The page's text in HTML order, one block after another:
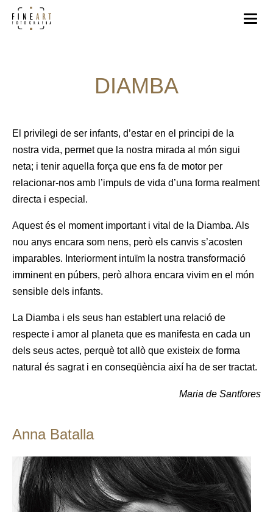
DIAMBA
El privilegi de ser infants, d’estar en el principi de la
nostra vida, permet que la nostra mirada al món sigui
neta; i tenir aquella força que ens fa de motor per
relacionar-nos amb l’impuls de vida d’una forma realment
directa i especial.
Aquest és el moment important i vital de la Diamba. Als
nou anys encara som nens, però els canvis s’acosten
imparables. Interiorment intuïm la nostra transformació
imminent en púbers, però alhora encara vivim en el món
sensible dels infants.
La Diamba i els seus han establert una relació de
respecte i amor al planeta que es manifesta en cada un
dels seus actes, perquè tot allò que existeix de forma
natural és sagrat i en conseqüència així ha de ser tractat.
Maria de Santfores
Anna Batalla